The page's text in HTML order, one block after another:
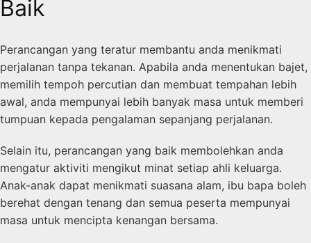
Baik
Perancangan yang teratur membantu anda menikmati
perjalanan tanpa tekanan. Apabila anda menentukan bajet,
memilih tempoh percutian dan membuat tempahan lebih
awal, anda mempunyai lebih banyak masa untuk memberi
tumpuan kepada pengalaman sepanjang perjalanan.
Selain itu, perancangan yang baik membolehkan anda
mengatur aktiviti mengikut minat setiap ahli keluarga.
Anak-anak dapat menikmati suasana alam, ibu bapa boleh
berehat dengan tenang dan semua peserta mempunyai
masa untuk mencipta kenangan bersama.